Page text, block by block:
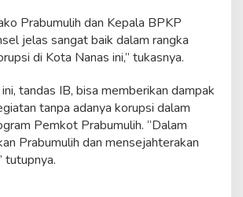
Prabumulih dan Kepala BPKP
jelas sangat baik dalam rangka
di Kota Nanas ini,” tukasnya.
tandas IB, bisa memberikan dampak
tanpa adanya korupsi dalam
Pemkot Prabumulih. “Dalam
Prabumulih dan mensejahterakan
tutupnya.